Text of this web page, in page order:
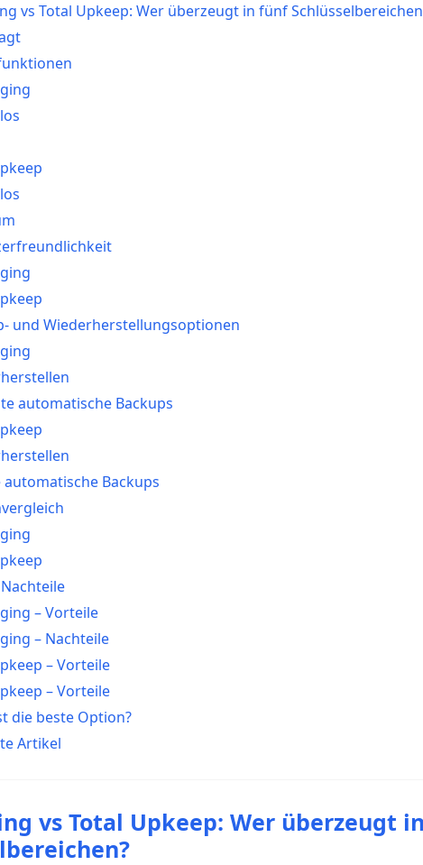
vs Total Upkeep: Wer überzeugt in fünf
und Wiederherstellungsoptionen
automatische Backups
automatische Backups
– Vorteile
– Nachteile
– Vorteile
– Vorteile
die beste Option?
Artikel
vs Total Upkeep: Wer überzeugt